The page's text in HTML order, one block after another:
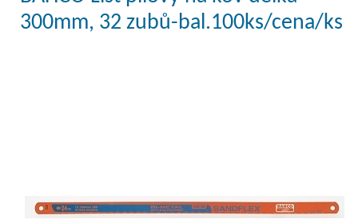
300mm, 32 zubů-bal.100ks/cena/ks